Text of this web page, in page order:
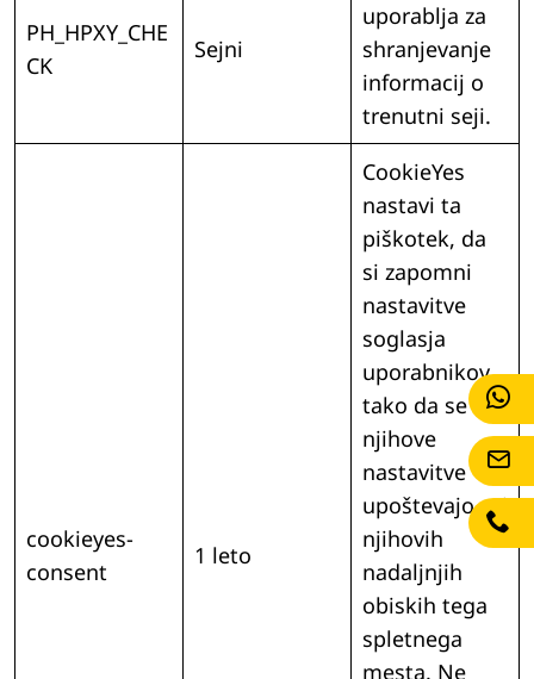
PH_HPXY_CHE
CK
Sejni
uporablja za
shranjevanje
informacij o
trenutni seji.
cookieyes-
consent
1 leto
CookieYes
nastavi ta
piškotek, da
si zapomni
nastavitve
soglasja
uporabnikov,
tako da se
njihove
nastavitve
upoštevajo pri
njihovih
nadaljnjih
obiskih tega
spletnega
mesta. Ne